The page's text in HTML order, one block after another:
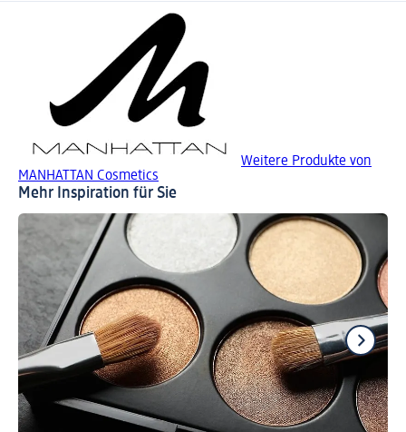
Weitere Produkte von
MANHATTAN Cosmetics
Mehr Inspiration für Sie